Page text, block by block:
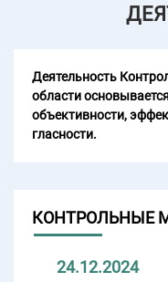
Деятельность
области
объективности,
гласности.
КОНТРОЛЬНЫЕ
24.12.2024